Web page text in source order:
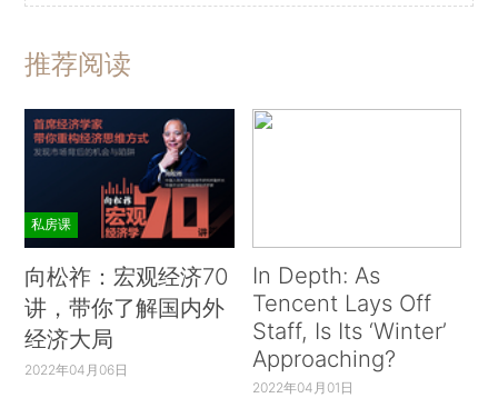
推荐阅读
私房课
向松祚：宏观经济70
讲，带你了解国内外
经济大局
2022年04月06日
In Depth: As
Tencent Lays Off
Staff, Is Its ‘Winter’
Approaching?
2022年04月01日